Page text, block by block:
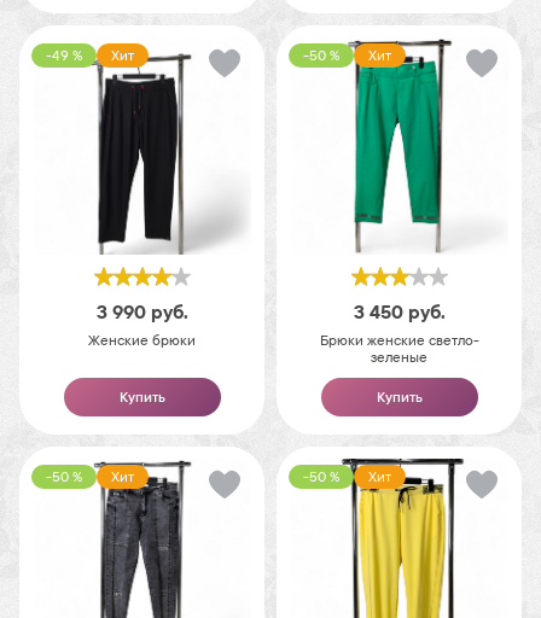
-49 % Хит
3 990 руб.
Женские брюки
Купить
-50 % Хит
3 450 руб.
Брюки женские светло-
зеленые
Купить
-50 % Хит -50 % Хит